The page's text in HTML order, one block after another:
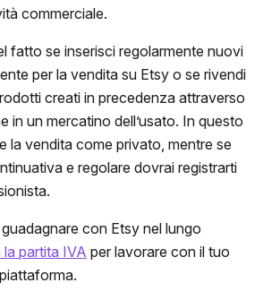
commerciale.
fatto se inserisci regolarmente nuovi
per la vendita su Etsy o se rivendi
creati in precedenza attraverso
in un mercatino dell’usato. In questo
la vendita come privato, mentre se
e regolare dovrai registrarti
con Etsy nel lungo
la partita IVA per lavorare con il tuo